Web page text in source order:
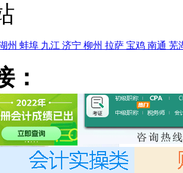
州 蚌埠 九江 济宁 柳州 拉萨 宝鸡 南通 芜
：